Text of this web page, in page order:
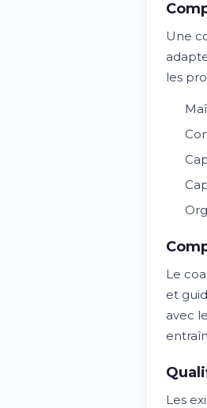
Une
les
Le
et
avec
Les